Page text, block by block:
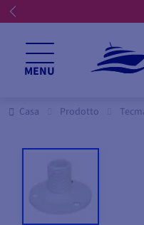
MENU
Casa Prodotto